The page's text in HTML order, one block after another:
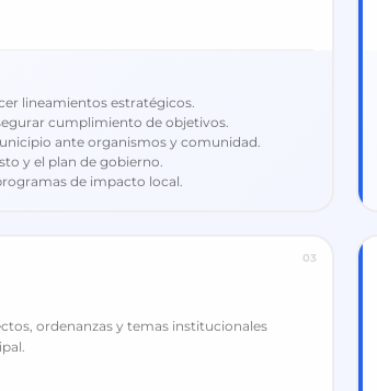
lineamientos estratégicos.
cumplimiento de objetivos.
ante organismos y comunidad.
y el plan de gobierno.
de impacto local.
03
ordenanzas y temas institucionales